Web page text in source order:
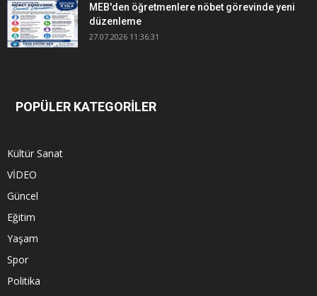
MEB'den öğretmenlere nöbet görevinde yeni
düzenleme
27.07.2026 11:36:31
POPÜLER KATEGORİLER
Kültür Sanat
VİDEO
Güncel
Eğitim
Yaşam
Spor
Politika